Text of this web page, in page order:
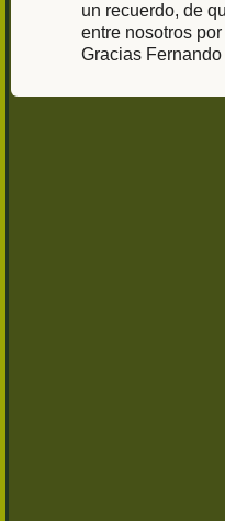
un recuerdo, de
entre nosotros
Gracias